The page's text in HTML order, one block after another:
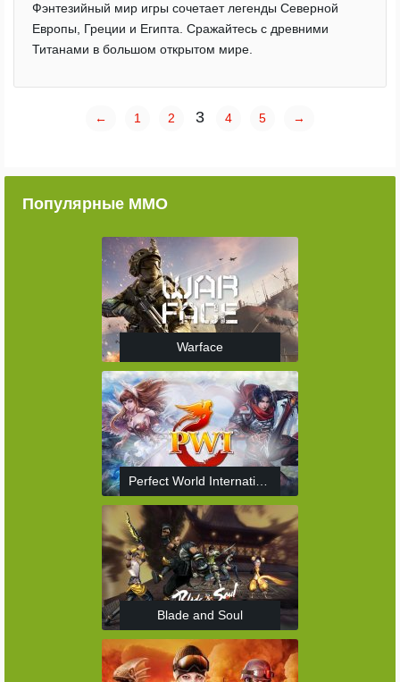
Фэнтезийный мир игры сочетает легенды Северной
Европы, Греции и Египта. Сражайтесь с древними
Титанами в большом открытом мире.
← 1 2 3 4 5 →
Популярные ММО
Warface
Blade and Soul